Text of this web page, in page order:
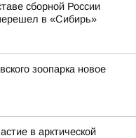
сборной России
в «Сибирь»
зоопарка новое
в арктической